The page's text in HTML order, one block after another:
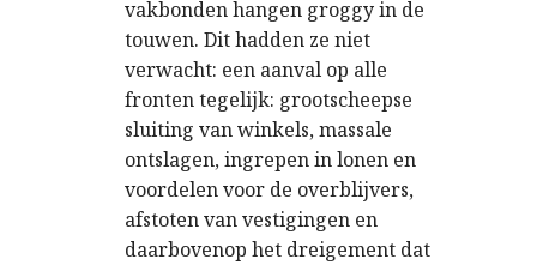
vakbonden hangen groggy in de
touwen. Dit hadden ze niet
verwacht: een aanval op alle
fronten tegelijk: grootscheepse
sluiting van winkels, massale
ontslagen, ingrepen in lonen en
voordelen voor de overblijvers,
afstoten van vestigingen en
daarbovenop het dreigement dat